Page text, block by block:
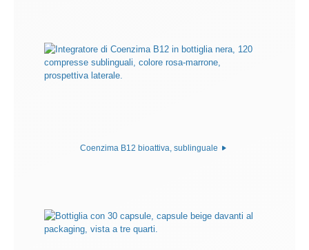
Coenzima B12 bioattiva, sublinguale